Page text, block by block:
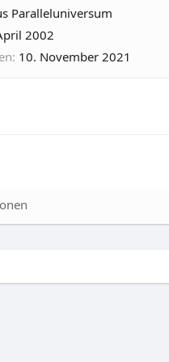
Paralleluniversum
2002
10. November 2021